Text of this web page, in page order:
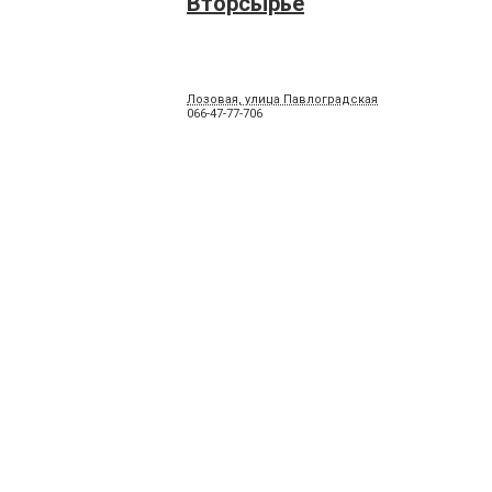
Лозовая, улица Павлоградская
066-47-77-706